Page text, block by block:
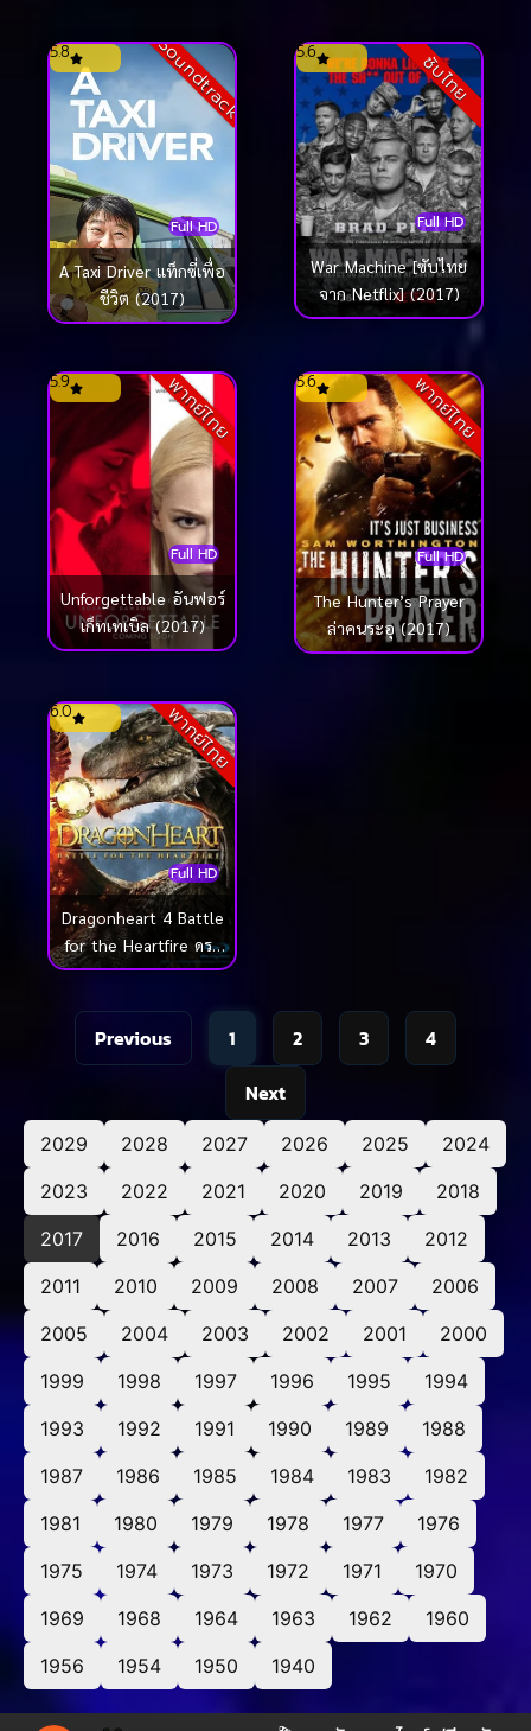
2029 2028 2027 2026 2025
2024
2023
2022 2021 2020 2019
2018
2017
2016 2015 2014 2013
2012
2011
2010 2009 2008 2007
2006
2005
2004 2003 2002 2001
2000
1999
1998 1997 1996 1995
1994
1993
1992 1991 1990 1989
1988
1987
1986 1985 1984 1983
1982
1981
1980 1979 1978 1977
1976
1975
1974 1973 1972 1971
1970
1969
1968 1964 1963 1962
1960
1956
1954 1950 1940
Soundtrack
Full HD
5.8
A Taxi Driver แท็กซี่เพื่อ
ชีวิต (2017)
ซับไทย
Full HD
5.6
War Machine [ซับไทย
จาก Netflix] (2017)
พากย์ไทย
Full HD
5.9
Unforgettable อันฟอร์
เก็ทเทเบิล (2017)
พากย์ไทย
Full HD
5.6
The Hunter’s Prayer
ล่าคนระอุ (2017)
พากย์ไทย
Full HD
6.0
Dragonheart 4 Battle
for the Heartfire ดรา
ก้อนฮาร์ท 4 มหา
Previous 1 2 3
4
Next